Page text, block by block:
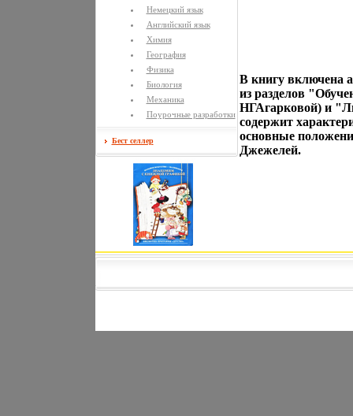
Немецкий язык
Английский язык
Химия
География
Физика
Биология
Механика
Поурочные разработки
Бест селлер
В книгу включена
из разделов
НГАгарковой) и
содержит
основные
Джежелей.